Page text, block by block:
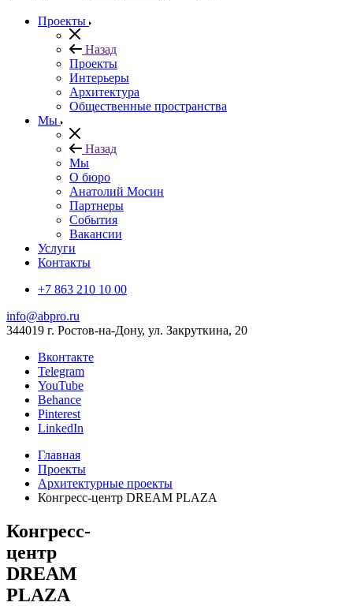
Проекты
Назад
Проекты
Интерьеры
Архитектура
Общественные пространства
Мы
Назад
Мы
О бюро
Анатолий Мосин
Партнеры
События
Вакансии
Услуги
Контакты
+7 863 210 10 00
info@abpro.ru
344019 г. Ростов-на-Дону, ул. Закруткина, 20
Вконтакте
Telegram
YouTube
Behance
Pinterest
LinkedIn
Главная
Проекты
Архитектурные проекты
Конгресс-центр DREAM PLAZA
Конгресс-
центр
DREAM
PLAZA